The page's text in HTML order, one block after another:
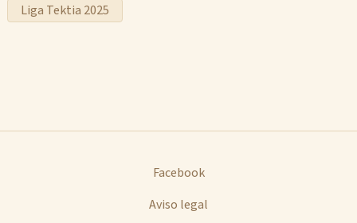
Liga Tektia 2025
Facebook
Aviso legal